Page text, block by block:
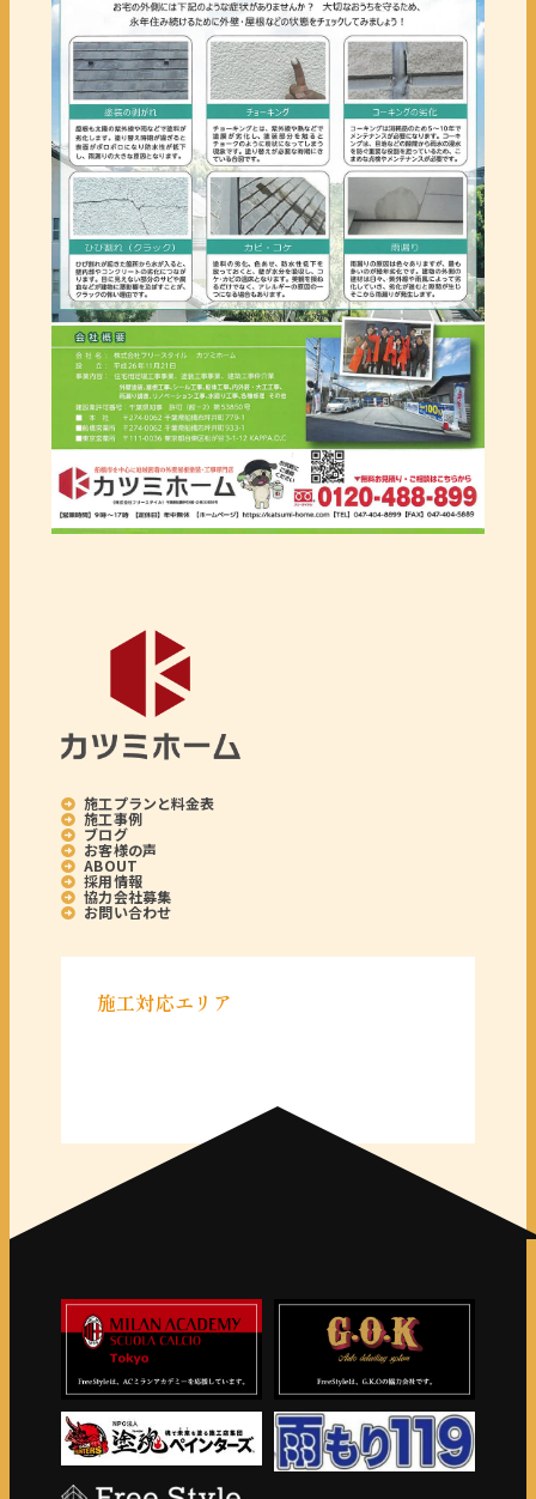
施工プランと料金表
施工事例
ブログ
お客様の声
ABOUT
採用情報
協力会社募集
お問い合わせ
施工対応エリア